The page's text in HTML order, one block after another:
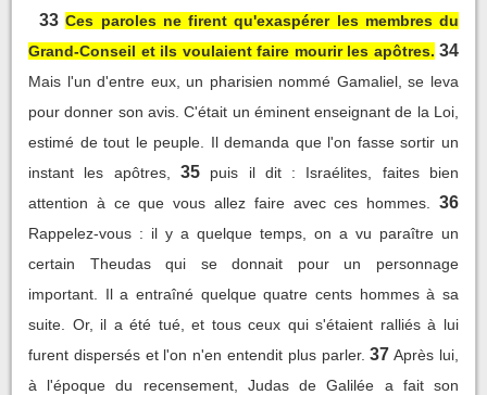
33 Ces paroles ne firent qu'exaspérer les membres du
Grand-Conseil et ils voulaient faire mourir les apôtres. 34
Mais l'un d'entre eux, un pharisien nommé Gamaliel, se leva
pour donner son avis. C'était un éminent enseignant de la Loi,
estimé de tout le peuple. Il demanda que l'on fasse sortir un
instant les apôtres,
35
puis il dit : Israélites, faites bien
attention à ce que vous allez faire avec ces hommes.
36
Rappelez-vous : il y a quelque temps, on a vu paraître un
certain Theudas qui se donnait pour un personnage
important. Il a entraîné quelque quatre cents hommes à sa
suite. Or, il a été tué, et tous ceux qui s'étaient ralliés à lui
furent dispersés et l'on n'en entendit plus parler. 37 Après lui,
à l'époque du recensement, Judas de Galilée a fait son